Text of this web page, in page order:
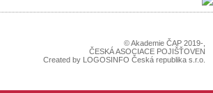
© Akademie ČAP 2019-
ČESKÁ ASOCIACE POJIŠŤOVEN
Created by LOGOSINFO Česká republika s.r.o.